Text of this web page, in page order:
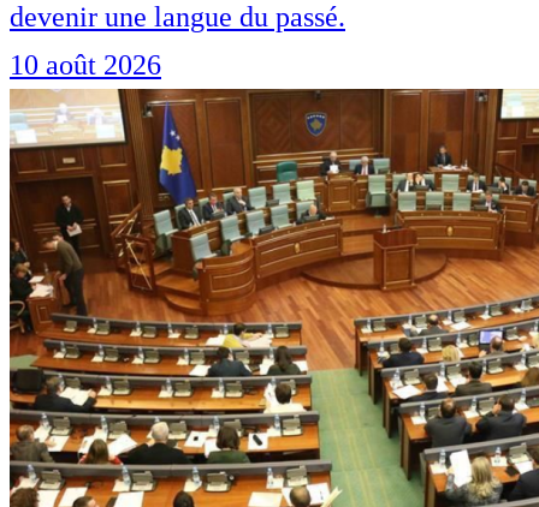
devenir une langue du passé.
10 août 2026